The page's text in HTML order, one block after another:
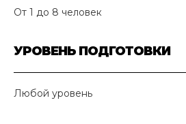
От 1 до 8 человек
УРОВЕНЬ ПОДГОТОВКИ
Любой уровень